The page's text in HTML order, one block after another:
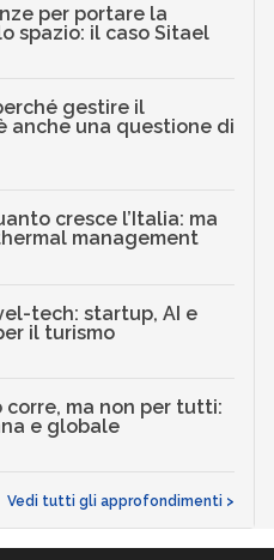
per portare la
spazio: il caso Sitael
gestire il
anche una questione di
cresce l’Italia: ma
management
tech: startup, AI e
il turismo
corre, ma non per tutti:
e globale
Vedi tutti gli approfondimenti >